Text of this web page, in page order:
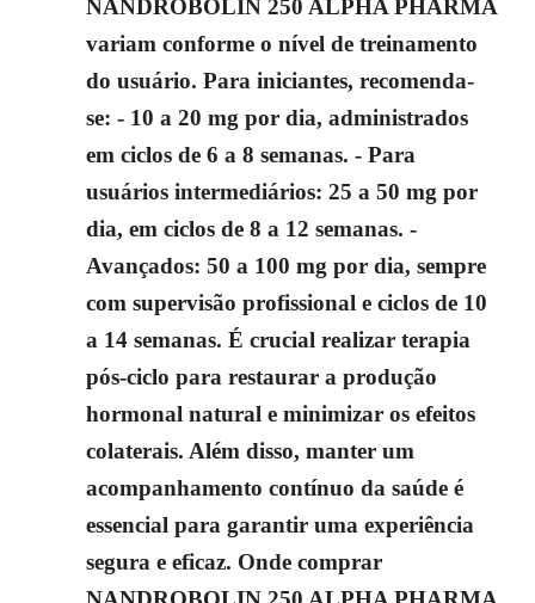
NANDROBOLIN 250 ALPHA PHARMA
variam conforme o nível de treinamento
do usuário. Para iniciantes, recomenda-
se: - 10 a 20 mg por dia, administrados
em ciclos de 6 a 8 semanas. - Para
usuários intermediários: 25 a 50 mg por
dia, em ciclos de 8 a 12 semanas. -
Avançados: 50 a 100 mg por dia, sempre
com supervisão profissional e ciclos de 10
a 14 semanas. É crucial realizar terapia
pós-ciclo para restaurar a produção
hormonal natural e minimizar os efeitos
colaterais. Além disso, manter um
acompanhamento contínuo da saúde é
essencial para garantir uma experiência
segura e eficaz. Onde comprar